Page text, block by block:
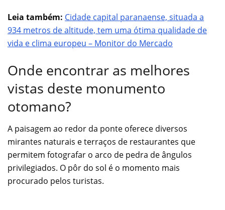
Leia também: Cidade capital paranaense, situada a
934 metros de altitude, tem uma ótima qualidade de
vida e clima europeu – Monitor do Mercado
Onde encontrar as melhores
vistas deste monumento
otomano?
A paisagem ao redor da ponte oferece diversos
mirantes naturais e terraços de restaurantes que
permitem fotografar o arco de pedra de ângulos
privilegiados. O pôr do sol é o momento mais
procurado pelos turistas.